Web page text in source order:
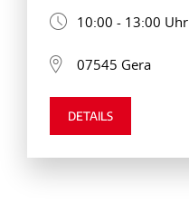
10:00 - 13:00 Uhr
07545 Gera
DETAILS